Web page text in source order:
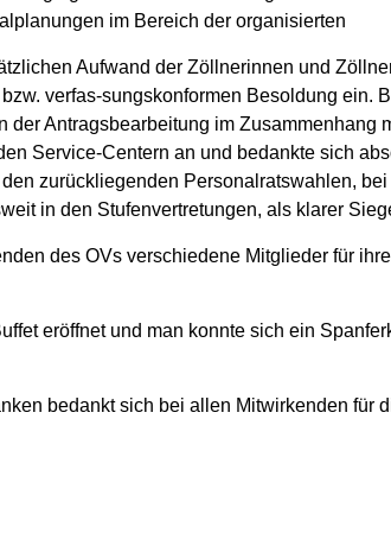
im Bereich der organisierten
Aufwand der Zöllnerinnen und
verfas-sungskonformen Besoldung ein.
der Antragsbearbeitung im Zusammenhang
Service-Centern an und bedankte sich
zurückliegenden Personalratswahlen,
in den Stufenvertretungen, als klarer
des OVs verschiedene Mitglieder für
eröffnet und man konnte sich ein
bedankt sich bei allen Mitwirkenden für